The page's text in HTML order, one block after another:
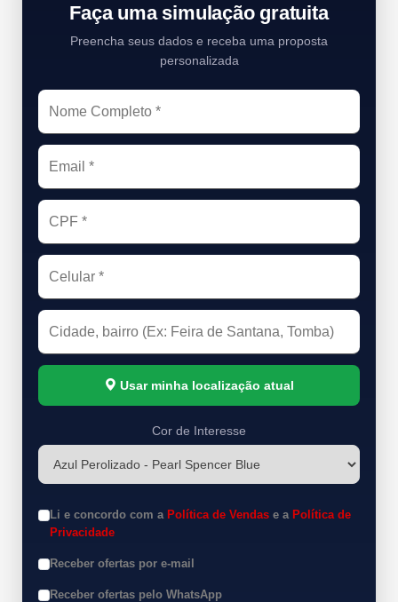
Faça uma simulação gratuita
Preencha seus dados e receba uma proposta
personalizada
Usar minha localização atual
Cor de Interesse
Li e concordo com a Política de Vendas e a Política de
Privacidade
Receber ofertas por e-mail
Receber ofertas pelo WhatsApp